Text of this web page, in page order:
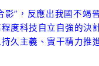
影”，反應出我國不竭
度科技自立自強的決
久主義、實干精力推